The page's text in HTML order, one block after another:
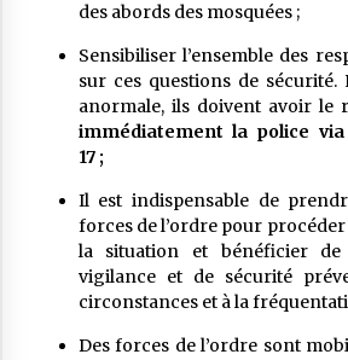
COMMUNIQUÉ : «
voile… » Le CFCM salue les appels à
l’apaisement des
de l’État.
27 mai 2025
1446H
27 mai 2025
des abords des mosquées ;
Sensibiliser l’ensemble des
sur ces questions de sécurité.
anormale, ils doivent avoir le
immédiatement la police via
17 ;
Il est indispensable de
forces de l’ordre pour
la situation et bénéficier
vigilance et de sécurité
circonstances et à la
Des forces de l’ordre sont